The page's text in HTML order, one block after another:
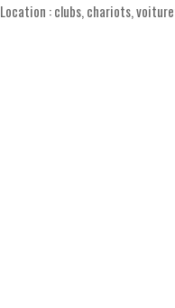
Location : clubs, chariots,